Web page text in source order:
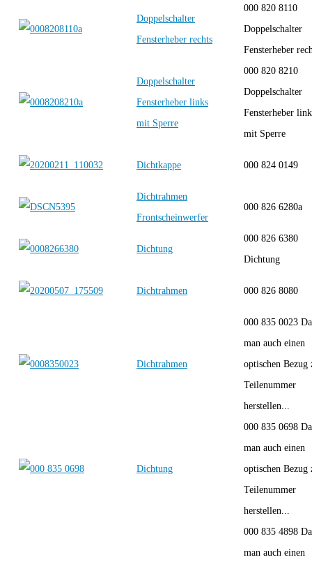
Doppelschalter
Fensterheber rechts
000 820 8110
Doppelschalter
Fensterheber
Doppelschalter
Fensterheber links
mit Sperre
000 820 8210
Doppelschalter
Fensterheber
mit Sperre
Dichtkappe 000 824 0149
Dichtrahmen
Frontscheinwerfer
000 826 6280a
Dichtung
000 826 6380
Dichtung
Dichtrahmen 000 826 8080
Dichtrahmen
000 835 0023
man auch einen
optischen Bezug
Teilenummer
herstellen...
Dichtung
000 835 0698
man auch einen
optischen Bezug
Teilenummer
herstellen...
000 835 4898
man auch einen